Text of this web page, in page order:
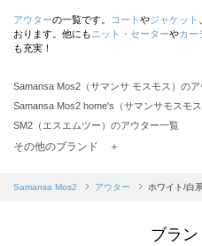
アウターの一覧です。 コート やジャケット
おります。他にも ニット・セーターやカー
も充実！
Samansa Mos2（サマンサ モスモス）の
Samansa Mos2 home's（サマンサモスモ
SM2（エスエムツー）のアウター一覧
TSUHARU by Samansa Mos2（ツハルバ
Samansa Mos2 blue（サマンサモスモス ブ
sō4ū（ソウフォーユー）のアウター一覧
その他のブランド ＋
Samansa Mos2 アウター ホワイト/白
ブラ